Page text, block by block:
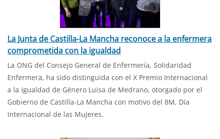
La Junta de Castilla-La Mancha reconoce a la enfermera
comprometida con la igualdad
La ONG del Consejo General de Enfermería, Solidaridad
Enfermera, ha sido distinguida con el X Premio Internacional
a la Igualdad de Género Luisa de Medrano, otorgado por el
Gobierno de Castilla-La Mancha con motivo del 8M, Día
Internacional de las Mujeres.